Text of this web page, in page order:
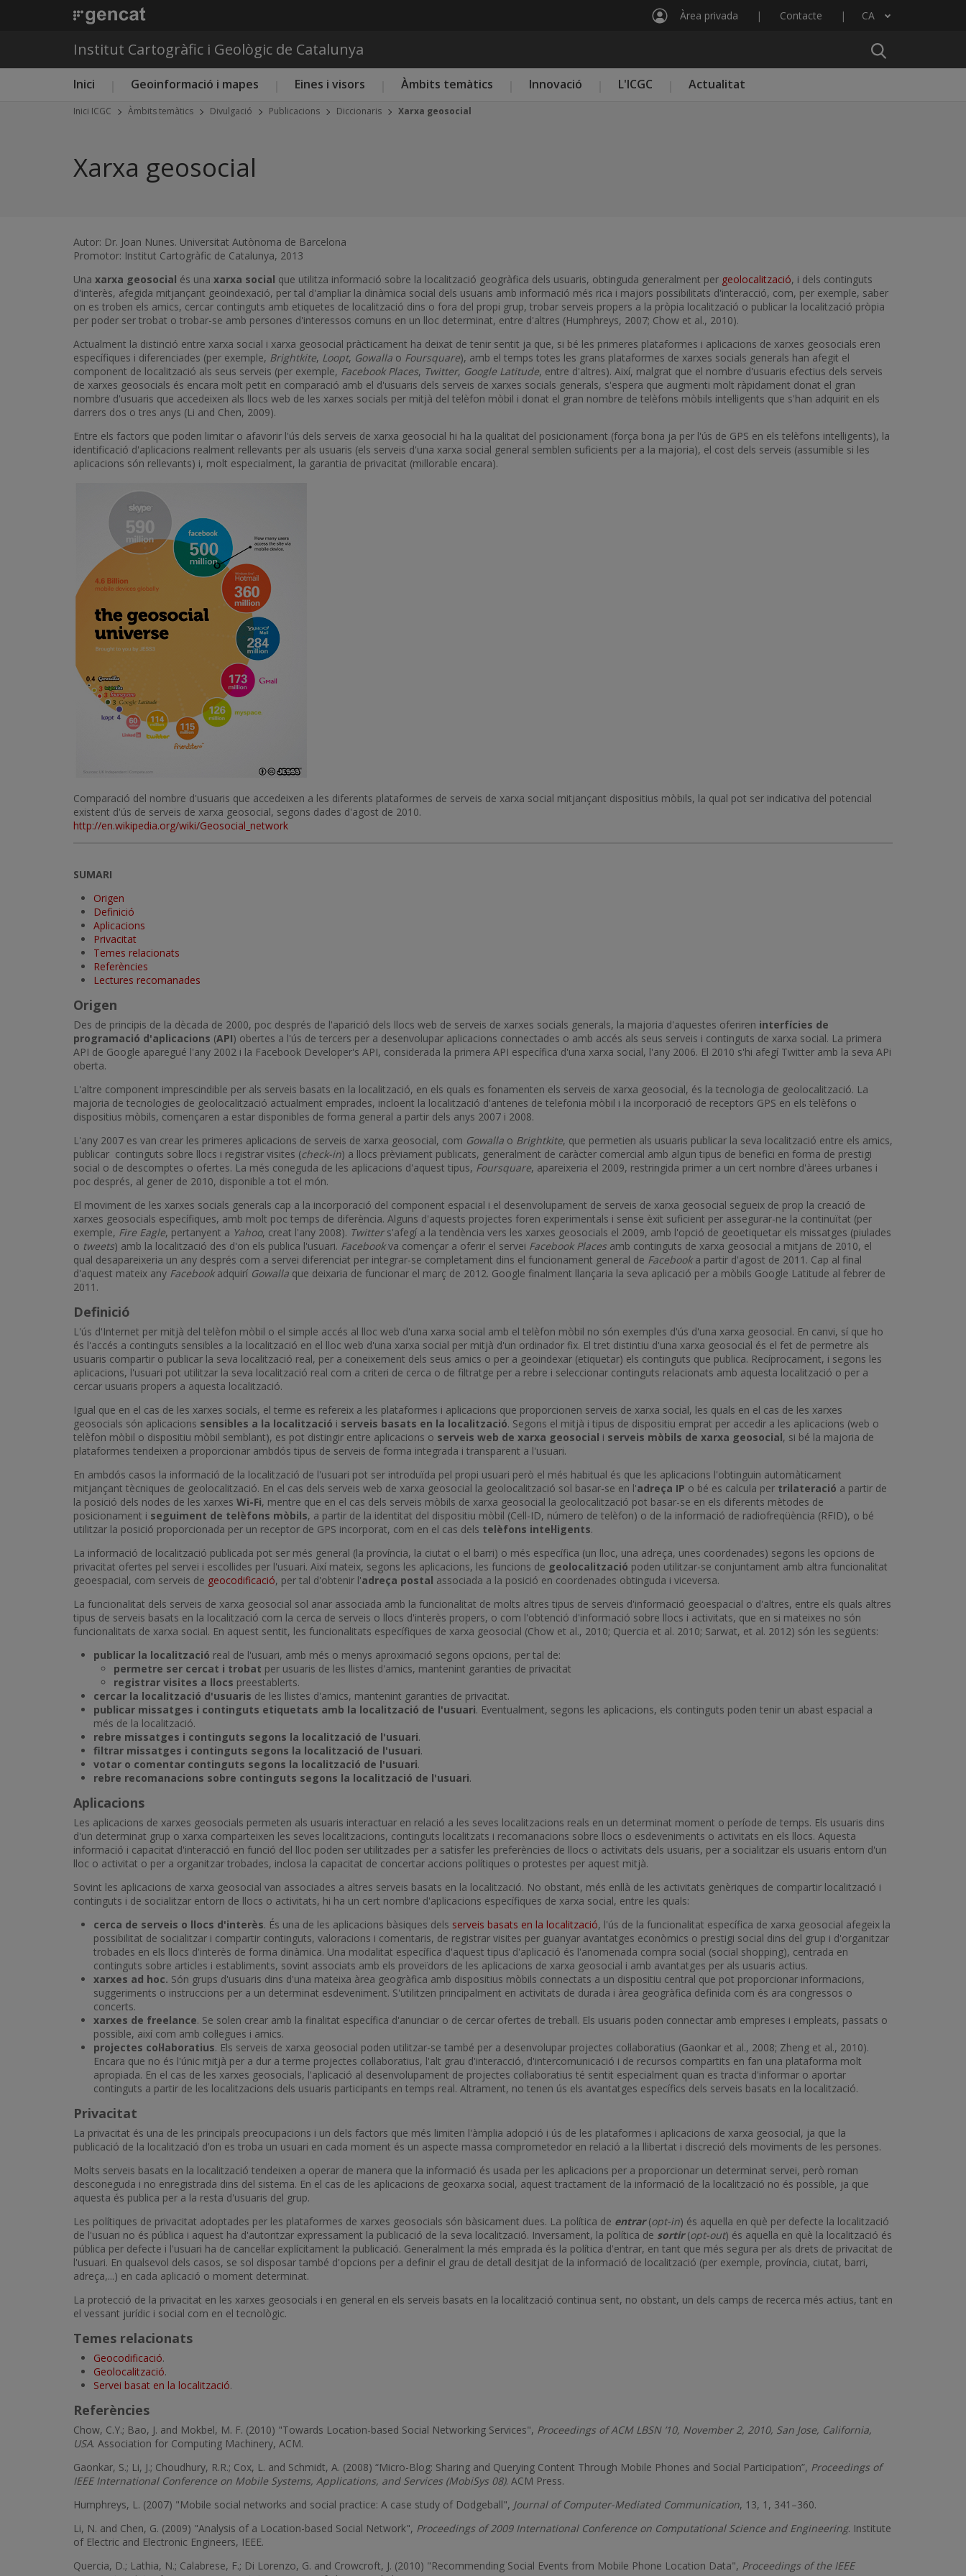
Àrea privada Contacte CA
Llista les accions addicionals
Institut Cartogràfic i Geològic de Catalunya
Menú principal ICGC
Inici Geoinformació i mapes Eines i visors Àmbits temàtics Innovació L'ICGC Actualitat
Inici ICGC Àmbits temàtics Divulgació Publicacions Diccionaris Xarxa geosocial
Xarxa geosocial
Autor: Dr. Joan Nunes. Universitat Autònoma de Barcelona
Promotor: Institut Cartogràfic de Catalunya, 2013
Una xarxa geosocial és una xarxa social que utilitza informació sobre la localització geogràfica dels usuaris, obtinguda generalment per geolocalització, i dels continguts
d'interès, afegida mitjançant geoindexació, per tal d'ampliar la dinàmica social dels usuaris amb informació més rica i majors possibilitats d'interacció, com, per exemple, saber
on es troben els amics, cercar continguts amb etiquetes de localització dins o fora del propi grup, trobar serveis propers a la pròpia localització o publicar la localització pròpia
per poder ser trobat o trobar-se amb persones d'interessos comuns en un lloc determinat, entre d'altres (Humphreys, 2007; Chow et al., 2010).
Actualment la distinció entre xarxa social i xarxa geosocial pràcticament ha deixat de tenir sentit ja que, si bé les primeres plataformes i aplicacions de xarxes geosocials eren
específiques i diferenciades (per exemple, Brightkite, Loopt, Gowalla o Foursquare), amb el temps totes les grans plataformes de xarxes socials generals han afegit el
component de localització als seus serveis (per exemple, Facebook Places, Twitter, Google Latitude, entre d'altres). Així, malgrat que el nombre d'usuaris efectius dels serveis
de xarxes geosocials és encara molt petit en comparació amb el d'usuaris dels serveis de xarxes socials generals, s'espera que augmenti molt ràpidament donat el gran
nombre d'usuaris que accedeixen als llocs web de les xarxes socials per mitjà del telèfon mòbil i donat el gran nombre de telèfons mòbils intel·ligents que s'han adquirit en els
darrers dos o tres anys (Li and Chen, 2009).
Entre els factors que poden limitar o afavorir l'ús dels serveis de xarxa geosocial hi ha la qualitat del posicionament (força bona ja per l'ús de GPS en els telèfons intel·ligents), la
identificació d'aplicacions realment rellevants per als usuaris (els serveis d'una xarxa social general semblen suficients per a la majoria), el cost dels serveis (assumible si les
aplicacions són rellevants) i, molt especialment, la garantia de privacitat (millorable encara).
Comparació del nombre d'usuaris que accedeixen a les diferents plataformes de serveis de xarxa social mitjançant dispositius mòbils, la qual pot ser indicativa del potencial
existent d'ús de serveis de xarxa geosocial, segons dades d'agost de 2010.
http://en.wikipedia.org/wiki/Geosocial_network
SUMARI
Origen
Definició
Aplicacions
Privacitat
Temes relacionats
Referències
Lectures recomanades
Origen
Des de principis de la dècada de 2000, poc després de l'aparició dels llocs web de serveis de xarxes socials generals, la majoria d'aquestes oferiren interfícies de
programació d'aplicacions (API) obertes a l'ús de tercers per a desenvolupar aplicacions connectades o amb accés als seus serveis i continguts de xarxa social. La primera
API de Google aparegué l'any 2002 i la Facebook Developer's API, considerada la primera API específica d'una xarxa social, l'any 2006. El 2010 s'hi afegí Twitter amb la seva APi
oberta.
L'altre component imprescindible per als serveis basats en la localització, en els quals es fonamenten els serveis de xarxa geosocial, és la tecnologia de geolocalització. La
majoria de tecnologies de geolocalització actualment emprades, incloent la localització d'antenes de telefonia mòbil i la incorporació de receptors GPS en els telèfons o
dispositius mòbils, començaren a estar disponibles de forma general a partir dels anys 2007 i 2008.
L'any 2007 es van crear les primeres aplicacions de serveis de xarxa geosocial, com Gowalla o Brightkite, que permetien als usuaris publicar la seva localització entre els amics,
publicar continguts sobre llocs i registrar visites (check-in) a llocs prèviament publicats, generalment de caràcter comercial amb algun tipus de benefici en forma de prestigi
social o de descomptes o ofertes. La més coneguda de les aplicacions d'aquest tipus, Foursquare, apareixeria el 2009, restringida primer a un cert nombre d'àrees urbanes i
poc després, al gener de 2010, disponible a tot el món.
El moviment de les xarxes socials generals cap a la incorporació del component espacial i el desenvolupament de serveis de xarxa geosocial segueix de prop la creació de
xarxes geosocials específiques, amb molt poc temps de diferència. Alguns d'aquests projectes foren experimentals i sense èxit suficient per assegurar-ne la continuïtat (per
exemple, Fire Eagle, pertanyent a Yahoo, creat l'any 2008). Twitters'afegí a la tendència vers les xarxes geosocials el 2009, amb l'opció de geoetiquetar els missatges (piulades
o tweets) amb la localització des d'on els publica l'usuari. Facebookva començar a oferir el servei Facebook Places amb continguts de xarxa geosocial a mitjans de 2010, el
qual desapareixeria un any després com a servei diferenciat per integrar-se completament dins el funcionament general de Facebooka partir d'agost de 2011. Cap al final
d'aquest mateix any Facebookadquirí Gowalla que deixaria de funcionar el març de 2012. Google finalment llançaria la seva aplicació per a mòbils Google Latitude al febrer de
2011.
Definició
L'ús d'Internet per mitjà del telèfon mòbil o el simple accés al lloc web d'una xarxa social amb el telèfon mòbil no són exemples d'ús d'una xarxa geosocial. En canvi, sí que ho
és l'accés a continguts sensibles a la localització en el lloc web d'una xarxa social per mitjà d'un ordinador fix. El tret distintiu d'una xarxa geosocial és el fet de permetre als
usuaris compartir o publicar la seva localització real, per a coneixement dels seus amics o per a geoindexar (etiquetar) els continguts que publica. Recíprocament, i segons les
aplicacions, l'usuari pot utilitzar la seva localització real com a criteri de cerca o de filtratge per a rebre i seleccionar continguts relacionats amb aquesta localització o per a
cercar usuaris propers a aquesta localització.
Igual que en el cas de les xarxes socials, el terme es refereix a les plataformes i aplicacions que proporcionen serveis de xarxa social, les quals en el cas de les xarxes
geosocials són aplicacions sensibles a la localització i serveis basats en la localització. Segons el mitjà i tipus de dispositiu emprat per accedir a les aplicacions (web o
telèfon mòbil o dispositiu mòbil semblant), es pot distingir entre aplicacions o serveis web de xarxa geosocial i serveis mòbils de xarxa geosocial, si bé la majoria de
plataformes tendeixen a proporcionar ambdós tipus de serveis de forma integrada i transparent a l'usuari.
En ambdós casos la informació de la localització de l'usuari pot ser introduïda pel propi usuari però el més habitual és que les aplicacions l'obtinguin automàticament
mitjançant tècniques de geolocalització. En el cas dels serveis web de xarxa geosocial la geolocalització sol basar-se en l'adreça IP o bé es calcula per trilateració a partir de
la posició dels nodes de les xarxes Wi-Fi, mentre que en el cas dels serveis mòbils de xarxa geosocial la geolocalització pot basar-se en els diferents mètodes de
posicionament i seguiment de telèfons mòbils, a partir de la identitat del dispositiu mòbil (Cell-ID, número de telèfon) o de la informació de radiofreqüència (RFID), o bé
utilitzar la posició proporcionada per un receptor de GPS incorporat, com en el cas dels telèfons intel·ligents.
La informació de localització publicada pot ser més general (la província, la ciutat o el barri) o més específica (un lloc, una adreça, unes coordenades) segons les opcions de
privacitat ofertes pel servei i escollides per l'usuari. Així mateix, segons les aplicacions, les funcions de geolocalització poden utilitzar-se conjuntament amb altra funcionalitat
geoespacial, com serveis de geocodificació, per tal d'obtenir l'adreça postal associada a la posició en coordenades obtinguda i viceversa.
La funcionalitat dels serveis de xarxa geosocial sol anar associada amb la funcionalitat de molts altres tipus de serveis d'informació geoespacial o d'altres, entre els quals altres
tipus de serveis basats en la localització com la cerca de serveis o llocs d'interès propers, o com l'obtenció d'informació sobre llocs i activitats, que en si mateixes no són
funcionalitats de xarxa social. En aquest sentit, les funcionalitats específiques de xarxa geosocial (Chow et al., 2010; Quercia et al. 2010; Sarwat, et al. 2012) són les següents:
publicar la localització real de l'usuari, amb més o menys aproximació segons opcions, per tal de:
permetre ser cercat i trobat per usuaris de les llistes d'amics, mantenint garanties de privacitat
registrar visites a llocs preestablerts.
cercar la localització d'usuaris de les llistes d'amics, mantenint garanties de privacitat.
publicar missatges i continguts etiquetats amb la localització de l'usuari. Eventualment, segons les aplicacions, els continguts poden tenir un abast espacial a
més de la localització.
rebre missatges i continguts segons la localització de l'usuari.
filtrar missatges i continguts segons la localització de l'usuari.
votar o comentar continguts segons la localització de l'usuari.
rebre recomanacions sobre continguts segons la localització de l'usuari.
Aplicacions
Les aplicacions de xarxes geosocials permeten als usuaris interactuar en relació a les seves localitzacions reals en un determinat moment o període de temps. Els usuaris dins
d'un determinat grup o xarxa comparteixen les seves localitzacions, continguts localitzats i recomanacions sobre llocs o esdeveniments o activitats en els llocs. Aquesta
informació i capacitat d'interacció en funció del lloc poden ser utilitzades per a satisfer les preferències de llocs o activitats dels usuaris, per a socialitzar els usuaris entorn d'un
lloc o activitat o per a organitzar trobades, inclosa la capacitat de concertar accions polítiques o protestes per aquest mitjà.
Sovint les aplicacions de xarxa geosocial van associades a altres serveis basats en la localització. No obstant, més enllà de les activitats genèriques de compartir localització i
continguts i de socialitzar entorn de llocs o activitats, hi ha un cert nombre d'aplicacions específiques de xarxa social, entre les quals:
cerca de serveis o llocs d'interès. És una de les aplicacions bàsiques dels serveis basats en la localització, l'ús de la funcionalitat específica de xarxa geosocial afegeix la
possibilitat de socialitzar i compartir continguts, valoracions i comentaris, de registrar visites per guanyar avantatges econòmics o prestigi social dins del grup i d'organitzar
trobades en els llocs d'interès de forma dinàmica. Una modalitat específica d'aquest tipus d'aplicació és l'anomenada compra social (social shopping), centrada en
continguts sobre articles i establiments, sovint associats amb els proveïdors de les aplicacions de xarxa geosocial i amb avantatges per als usuaris actius.
xarxes ad hoc. Són grups d'usuaris dins d'una mateixa àrea geogràfica amb dispositius mòbils connectats a un dispositiu central que pot proporcionar informacions,
suggeriments o instruccions per a un determinat esdeveniment. S'utilitzen principalment en activitats de durada i àrea geogràfica definida com és ara congressos o
concerts.
xarxes de freelance. Se solen crear amb la finalitat específica d'anunciar o de cercar ofertes de treball. Els usuaris poden connectar amb empreses i empleats, passats o
possible, així com amb col·legues i amics.
projectes col·laboratius. Els serveis de xarxa geosocial poden utilitzar-se també per a desenvolupar projectes col·laboratius (Gaonkar et al., 2008; Zheng et al., 2010).
Encara que no és l'únic mitjà per a dur a terme projectes col·laboratius, l'alt grau d'interacció, d'intercomunicació i de recursos compartits en fan una plataforma molt
apropiada. En el cas de les xarxes geosocials, l'aplicació al desenvolupament de projectes col·laboratius té sentit especialment quan es tracta d'informar o aportar
continguts a partir de les localitzacions dels usuaris participants en temps real. Altrament, no tenen ús els avantatges específics dels serveis basats en la localització.
Privacitat
La privacitat és una de les principals preocupacions i un dels factors que més limiten l'àmplia adopció i ús de les plataformes i aplicacions de xarxa geosocial, ja que la
publicació de la localització d’on es troba un usuari en cada moment és un aspecte massa comprometedor en relació a la llibertat i discreció dels moviments de les persones.
Molts serveis basats en la localització tendeixen a operar de manera que la informació és usada per les aplicacions per a proporcionar un determinat servei, però roman
desconeguda i no enregistrada dins del sistema. En el cas de les aplicacions de geoxarxa social, aquest tractament de la informació de la localització no és possible, ja que
aquesta és publica per a la resta d'usuaris del grup.
Les polítiques de privacitat adoptades per les plataformes de xarxes geosocials són bàsicament dues. La política de entrar(opt-in) és aquella en què per defecte la localització
de l'usuari no és pública i aquest ha d'autoritzar expressament la publicació de la seva localització. Inversament, la política de sortir(opt-out) és aquella en què la localització és
pública per defecte i l'usuari ha de cancel·lar explícitament la publicació. Generalment la més emprada és la política d'entrar, en tant que més segura per als drets de privacitat de
l'usuari. En qualsevol dels casos, se sol disposar també d'opcions per a definir el grau de detall desitjat de la informació de localització (per exemple, província, ciutat, barri,
adreça,...) en cada aplicació o moment determinat.
La protecció de la privacitat en les xarxes geosocials i en general en els serveis basats en la localització continua sent, no obstant, un dels camps de recerca més actius, tant en
el vessant jurídic i social com en el tecnològic.
Temes relacionats
Geocodificació.
Geolocalització.
Servei basat en la localització.
Referències
Chow, C.Y.; Bao, J. and Mokbel, M. F. (2010) "Towards Location-based Social Networking Services", Proceedings of ACM LBSN ’10, November 2, 2010, San Jose, California,
USA. Association for Computing Machinery, ACM.
Gaonkar, S.; Li, J.; Choudhury, R.R.; Cox, L. and Schmidt, A. (2008) “Micro-Blog: Sharing and Querying Content Through Mobile Phones and Social Participation”, Proceedings of
IEEE International Conference on Mobile Systems, Applications, and Services (MobiSys 08). ACM Press.
Humphreys, L. (2007) "Mobile social networks and social practice: A case study of Dodgeball", Journal of Computer-Mediated Communication, 13, 1, 341–360.
Li, N. and Chen, G. (2009) "Analysis of a Location-based Social Network", Proceedings of 2009 International Conference on Computational Science and Engineering. Institute
of Electric and Electronic Engineers, IEEE.
Quercia, D.; Lathia, N.; Calabrese, F.; Di Lorenzo, G. and Crowcroft, J. (2010) "Recommending Social Events from Mobile Phone Location Data", Proceedings of the IEEE